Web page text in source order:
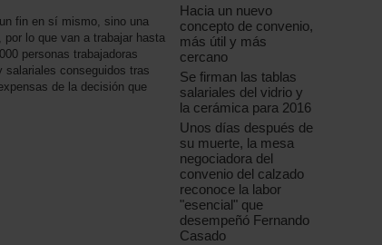
fin en sí mismo, sino una
lo que van a trabajar hasta
personas trabajadoras
salariales conseguidos tras
de la decisión que
Hacia un nuevo
concepto de convenio,
más útil y más
cercano
Se firman las tablas
salariales del vidrio y
la cerámica para 2016
Unos días después de
su muerte, la mesa
negociadora del
convenio del calzado
reconoce la labor
"esencial" que
desempeñó Fernando
Casado